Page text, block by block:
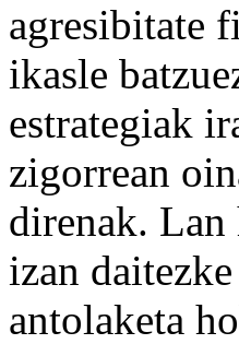
agresibitate
ikasle
estrategiak
zigorrean
direnak. Lan
izan
antolaketa